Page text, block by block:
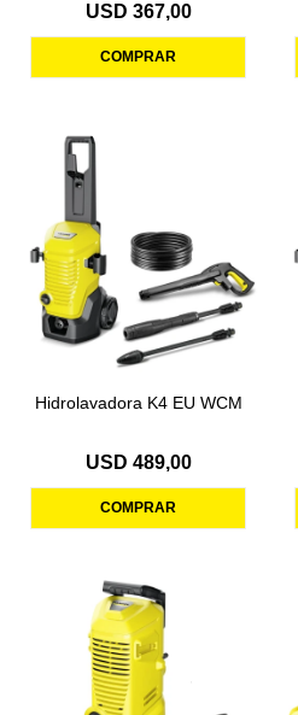
USD 367,00
Hidrolavadora K4 EU WCM
USD 489,00